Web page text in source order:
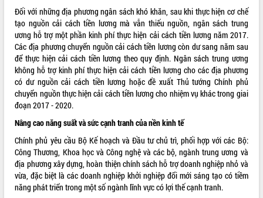
Đối với những địa phương ngân sách khó khăn, sau khi thực hiện cơ chế
tạo nguồn cải cách tiền lương mà vẫn thiếu nguồn, ngân sách trung
ương hỗ trợ một phần kinh phí thực hiện cải cách tiền lương năm 2017.
Các địa phương chuyển nguồn cải cách tiền lương còn dư sang năm sau
để thực hiện cải cách tiền lương theo quy định. Ngân sách trung ương
không hỗ trợ kinh phí thực hiện cải cách tiền lương cho các địa phương
có dư nguồn cải cách tiền lương hoặc đề xuất Thủ tướng Chính phủ
chuyển nguồn thực hiện cải cách tiền lương cho nhiệm vụ khác trong giai
đoạn 2017 - 2020.
Nâng cao năng suất và sức cạnh tranh của nền kinh tế
Chính phủ yêu cầu Bộ Kế hoạch và Đầu tư chủ trì, phối hợp với các Bộ:
Công Thương, Khoa học và Công nghệ và các bộ, ngành trung ương và
địa phương xây dựng, hoàn thiện chính sách hỗ trợ doanh nghiệp nhỏ và
vừa, đặc biệt là các doanh nghiệp khởi nghiệp đổi mới sáng tạo có tiềm
năng phát triển trong một số ngành lĩnh vực có lợi thế cạnh tranh.